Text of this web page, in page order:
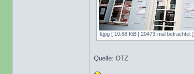
li.jpg [ 10.68 KiB | 20473-mal betrachtet ]
Quelle: OTZ